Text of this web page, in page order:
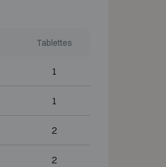
Tablettes
1
1
2
2